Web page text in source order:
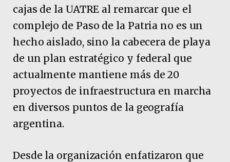
cajas de la UATRE al remarcar que el
complejo de Paso de la Patria no es un
hecho aislado, sino la cabecera de playa
de un plan estratégico y federal que
actualmente mantiene más de 20
proyectos de infraestructura en marcha
en diversos puntos de la geografía
argentina.
Desde la organización enfatizaron que